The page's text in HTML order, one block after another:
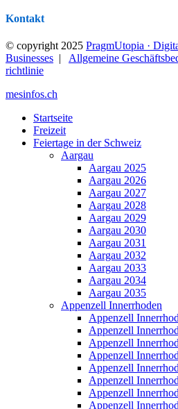
Kontakt
© copyright 2025 PragmUtopia ·
Businesses | Allgemeine
richtlinie
mesinfos.ch
Startseite
Freizeit
Feiertage in der Schweiz
Aargau
Aargau 2025
Aargau 2026
Aargau 2027
Aargau 2028
Aargau 2029
Aargau 2030
Aargau 2031
Aargau 2032
Aargau 2033
Aargau 2034
Aargau 2035
Appenzell Innerrhoden
Appenzell
Appenzell
Appenzell
Appenzell
Appenzell
Appenzell
Appenzell
Appenzell